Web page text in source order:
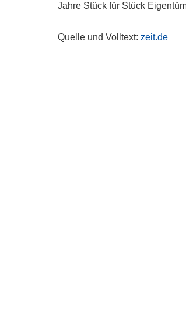
Jahre Stück für Stück
Quelle und Volltext:zeit.de